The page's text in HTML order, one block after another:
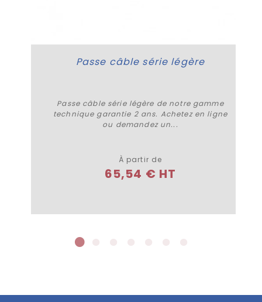
Passe câble série légère
Passe câble série légère de notre gamme
technique garantie 2 ans. Achetez en ligne
ou demandez un...
À partir de
65,54 € HT